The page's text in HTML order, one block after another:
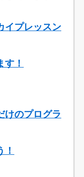
イプレッスン
！
けのプログラ